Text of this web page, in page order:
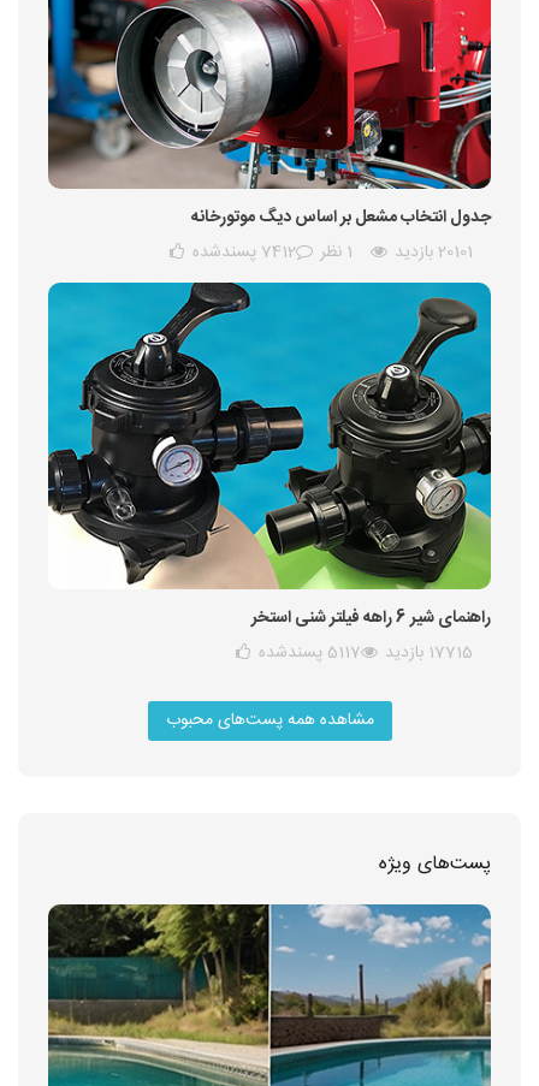
جدول انتخاب مشعل بر اساس دیگ موتورخانه
20101 بازدید
1 نظر 7412 پسندشده
راهنمای شیر 6 راهه فیلتر شنی استخر
17715 بازدید
5117 پسندشده
مشاهده همه پست‌های محبوب
پست‌های ویژه